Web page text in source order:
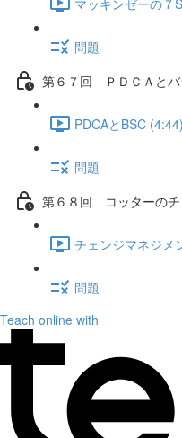
問題
第６７回 ＰＤＣＡとバ
PDCAとBSC (4:44)
問題
第６８回 コッターのチ
チェンジマネジメ
問題
Teach online with